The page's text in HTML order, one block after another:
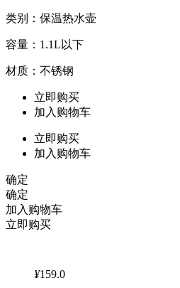
类别：保温热水壶
容量：1.1L以下
材质：不锈钢
立即购买
加入购物车
立即购买
加入购物车
确定
确定
加入购物车
立即购买
¥159.0